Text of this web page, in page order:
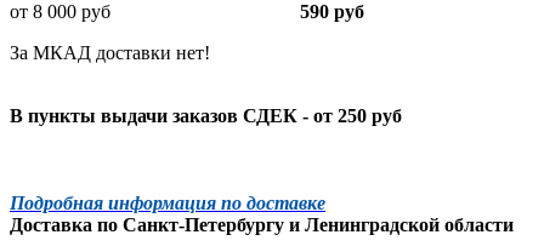
от 8 000 руб 590 руб
За МКАД доставки нет!
В пункты выдачи заказов СДЕК - от 250 руб
Подробная информация по доставке
Доставка по Санкт-Петербургу и Ленинградской области